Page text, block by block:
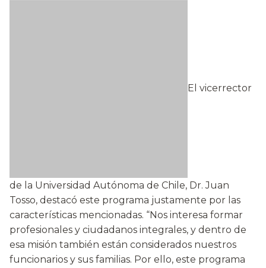
El vicerrector
de la Universidad Autónoma de Chile, Dr. Juan
Tosso, destacó este programa justamente por las
características mencionadas. “Nos interesa formar
profesionales y ciudadanos integrales, y dentro de
esa misión también están considerados nuestros
funcionarios y sus familias. Por ello, este programa